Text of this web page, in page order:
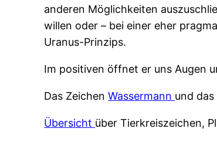
anderen Möglichkeiten
willen oder – bei einer eher
Uranus-Prinzips.
Im positiven öffnet er uns Augen
Das ZeichenWassermann und das
Übersicht über Tierkreiszeichen,